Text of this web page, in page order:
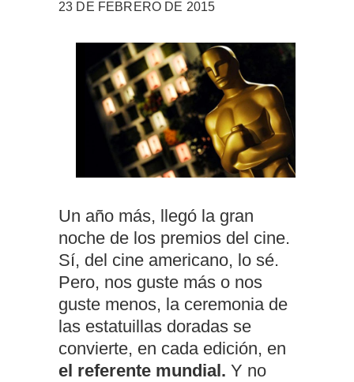
23 DE FEBRERO DE 2015
Un año más, llegó la gran
noche de los premios del cine.
Sí, del cine americano, lo sé.
Pero, nos guste más o nos
guste menos, la ceremonia de
las estatuillas doradas se
convierte, en cada edición, en
el referente mundial. Y no